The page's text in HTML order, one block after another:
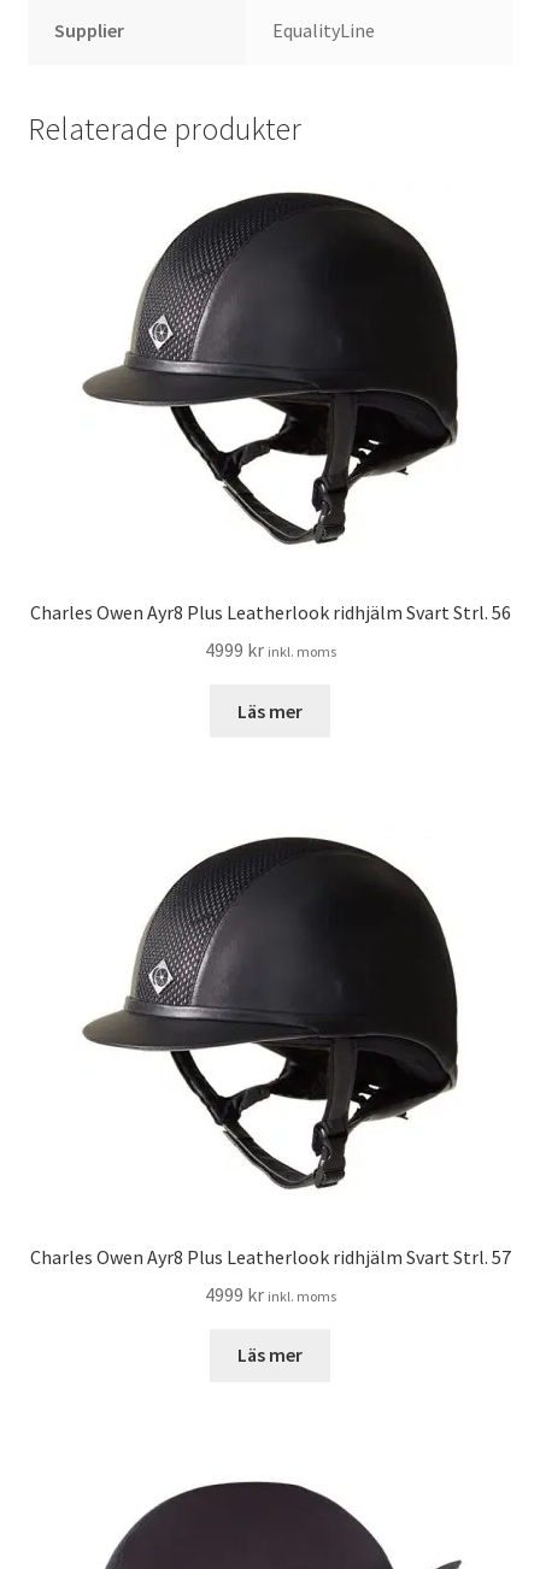
Supplier EqualityLine
Relaterade produkter
Charles Owen Ayr8 Plus Leatherlook ridhjälm Svart Strl. 56
4999 kr inkl. moms
Läs mer
Charles Owen Ayr8 Plus Leatherlook ridhjälm Svart Strl. 57
4999 kr inkl. moms
Läs mer